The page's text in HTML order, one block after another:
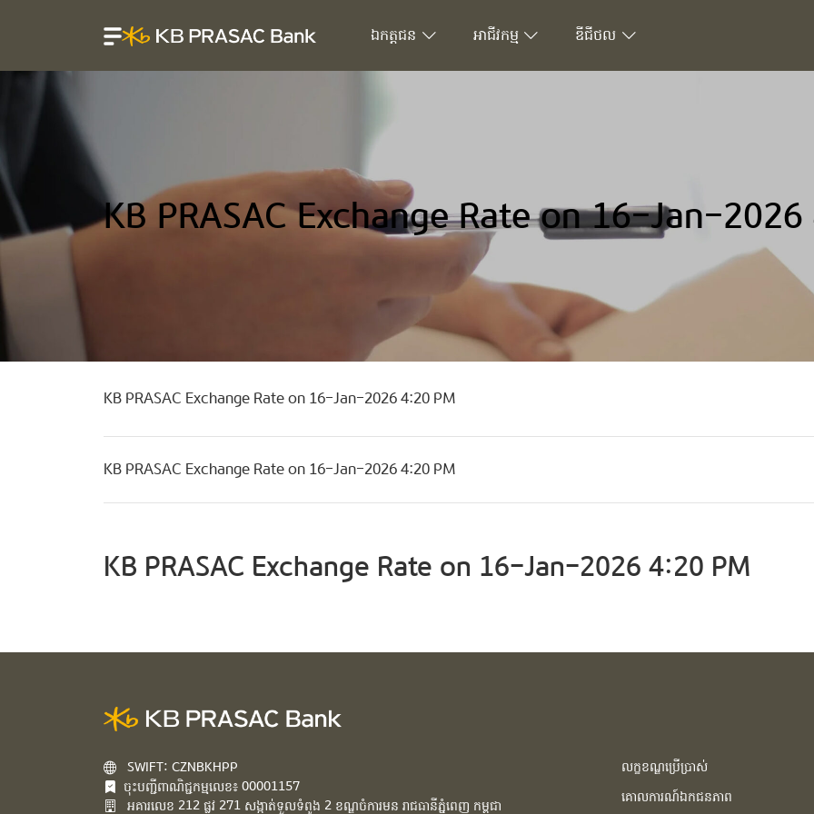
ឯកត្តជន អាជីវកម្ម ឌីជីថល
KB PRASAC Exchange Rate on 16-Jan-
KB PRASAC Exchange Rate on 16-Jan-2026 4:20 PM
KB PRASAC Exchange Rate on 16-Jan-2026 4:20 PM
KB PRASAC Exchange Rate on 16-Jan-2026 4:20 PM
SWIFT: CZNBKHPP
ចុះបញ្ជីពាណិជ្ជកម្មលេខ៖ 00001157
អគារ​លេខ​ 212 ផ្លូវ 271 សង្កាត់ទួលទំពូង 2 ខណ្ឌចំការមន រាជធានីភ្នំពេញ កម្ពុជា​
លក្ខខណ្ឌប្រើប្រាស់
គោលការណ៍ឯកជនភាព